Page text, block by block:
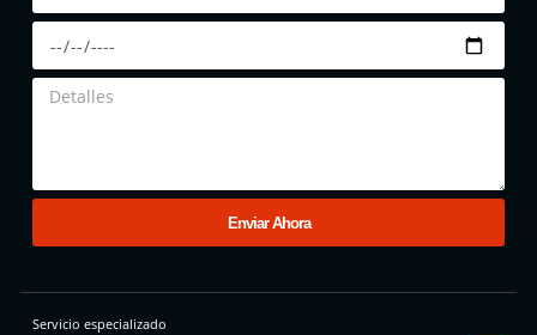
Enviar Ahora
Servicio especializado